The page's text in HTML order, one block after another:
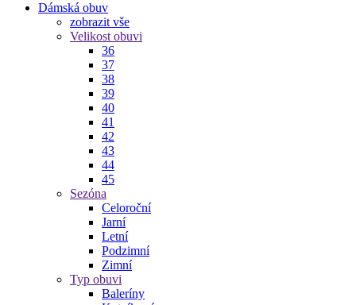
Dámská obuv
zobrazit vše
Velikost obuvi
36
37
38
39
40
41
42
43
44
45
Sezóna
Celoroční
Jarní
Letní
Podzimní
Zimní
Typ obuvi
Baleríny